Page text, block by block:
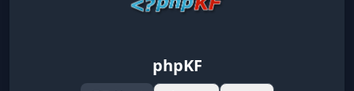
phpKF